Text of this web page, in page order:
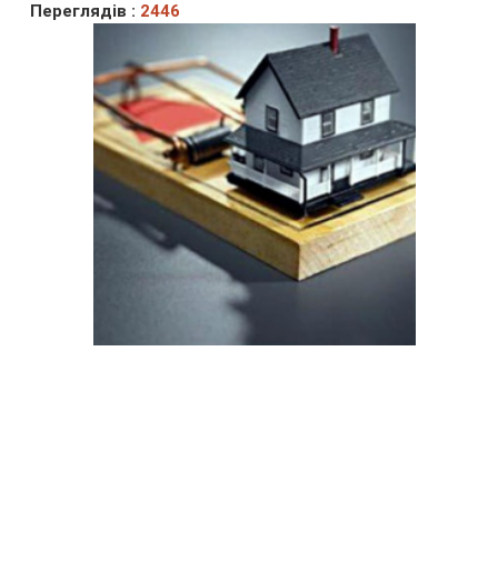
Переглядів : 2446